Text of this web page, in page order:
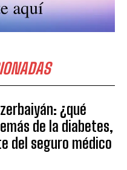
¿qué
de la diabetes,
del seguro médico